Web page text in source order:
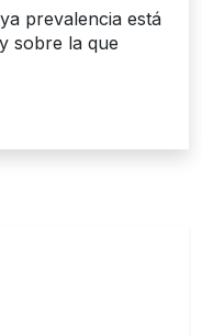
prevalencia está
sobre la que